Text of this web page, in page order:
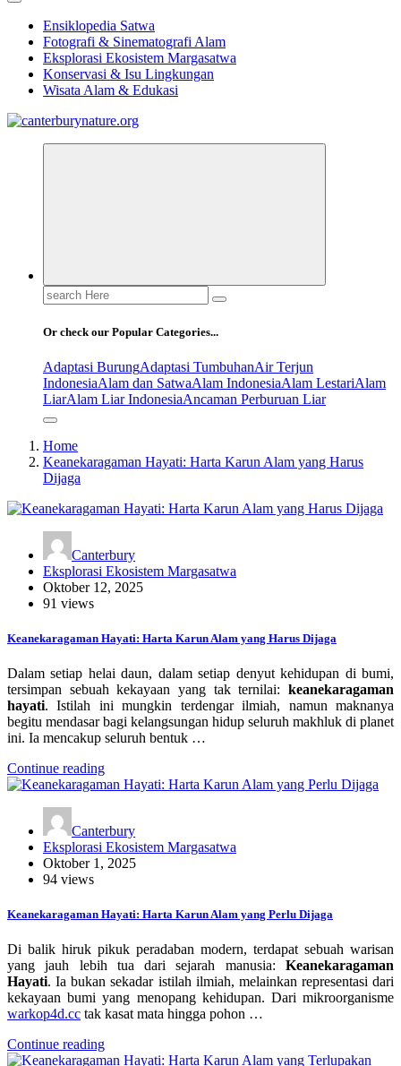
Ensiklopedia Satwa
Fotografi & Sinematografi Alam
Eksplorasi Ekosistem Margasatwa
Konservasi & Isu Lingkungan
Wisata Alam & Edukasi
Tur Alam dan Margasatwa Terbaik di Canterbury
Search
for:
Or check our Popular Categories...
Adaptasi BurungAdaptasi TumbuhanAir Terjun
IndonesiaAlam dan SatwaAlam IndonesiaAlam LestariAlam
LiarAlam Liar IndonesiaAncaman Perburuan Liar
Home
Keanekaragaman Hayati: Harta Karun Alam yang Harus
Dijaga
Canterbury
Eksplorasi Ekosistem Margasatwa
Oktober 12, 2025
91 views
Keanekaragaman Hayati: Harta Karun Alam yang Harus Dijaga
Dalam setiap helai daun, dalam setiap denyut kehidupan di bumi,
tersimpan sebuah kekayaan yang tak ternilai: keanekaragaman
hayati. Istilah ini mungkin terdengar ilmiah, namun maknanya
begitu mendasar bagi kelangsungan hidup seluruh makhluk di planet
ini. Ia mencakup seluruh bentuk …
Continue reading
Canterbury
Eksplorasi Ekosistem Margasatwa
Oktober 1, 2025
94 views
Keanekaragaman Hayati: Harta Karun Alam yang Perlu Dijaga
Di balik hiruk pikuk peradaban modern, terdapat sebuah warisan
yang jauh lebih tua dari sejarah manusia: Keanekaragaman
Hayati. Ia bukan sekadar istilah ilmiah, melainkan representasi dari
kekayaan bumi yang menopang kehidupan. Dari mikroorganisme
warkop4d.cc tak kasat mata hingga pohon …
Continue reading